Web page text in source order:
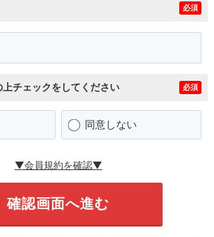
必須
チェックをしてください 必須
同意しない
▼会員規約を確認▼